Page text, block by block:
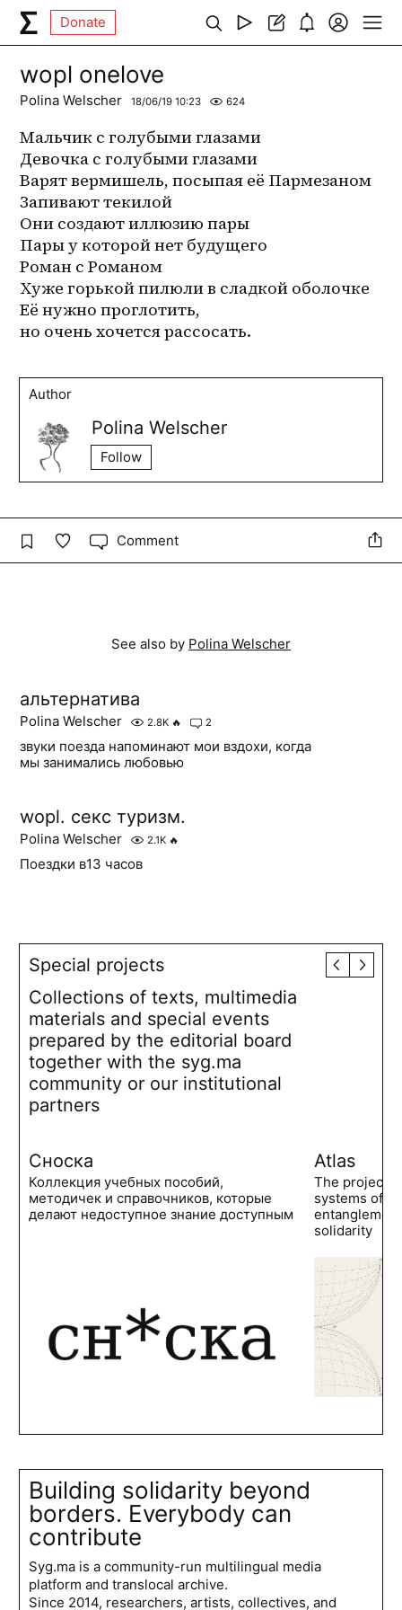
Donate
wopl onelove
Polina Welscher 18/06/19 10:23 624
Мальчик с голубыми глазами
Девочка с голубыми глазами
Варят вермишель, посыпая её Пармезаном
Запивают текилой
Они создают иллюзию пары
Пары у которой нет будущего
Роман с Романом
Хуже горькой пилюли в сладкой оболочке
Её нужно проглотить,
но очень хочется рассосать.
Author
Polina Welscher
Follow
Comment
See also by Polina Welscher
альтернатива
Polina Welscher 2.8K 🔥 2
звуки поезда напоминают мои вздохи, когда
мы занимались любовью
wopl. секс туризм.
Polina Welscher 2.1K 🔥
Поездки в13 часов
Special projects
Collections of texts, multimedia
materials and special events
prepared by the editorial board
together with the syg.ma
community or our institutional
partners
Сноска
Коллекция учебных пособий,
методичек и справочников, которые
делают недоступное знание доступным
Atlas
The project
systems of
solidarity
Building solidarity beyond
borders. Everybody can
contribute
Syg.ma is a community-run multilingual media
platform and translocal archive.
Since 2014, researchers, artists, collectives, and